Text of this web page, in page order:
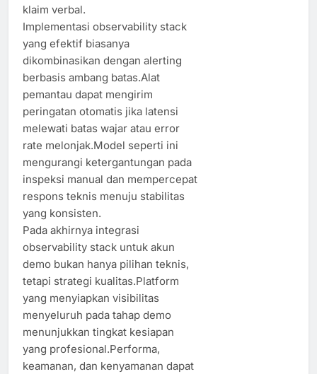
klaim verbal.
Implementasi observability stack
yang efektif biasanya
dikombinasikan dengan alerting
berbasis ambang batas.Alat
pemantau dapat mengirim
peringatan otomatis jika latensi
melewati batas wajar atau error
rate melonjak.Model seperti ini
mengurangi ketergantungan pada
inspeksi manual dan mempercepat
respons teknis menuju stabilitas
yang konsisten.
Pada akhirnya integrasi
observability stack untuk akun
demo bukan hanya pilihan teknis,
tetapi strategi kualitas.Platform
yang menyiapkan visibilitas
menyeluruh pada tahap demo
menunjukkan tingkat kesiapan
yang profesional.Performa,
keamanan, dan kenyamanan dapat